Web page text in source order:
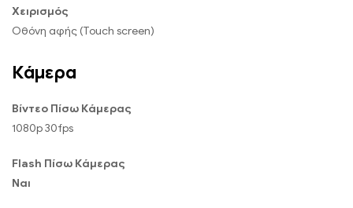
Χειρισμός
Οθόνη αφής (Touch screen)
Κάμερα
Βίντεο Πίσω Κάμερας
1080p 30fps
Flash Πίσω Κάμερας
Ναι